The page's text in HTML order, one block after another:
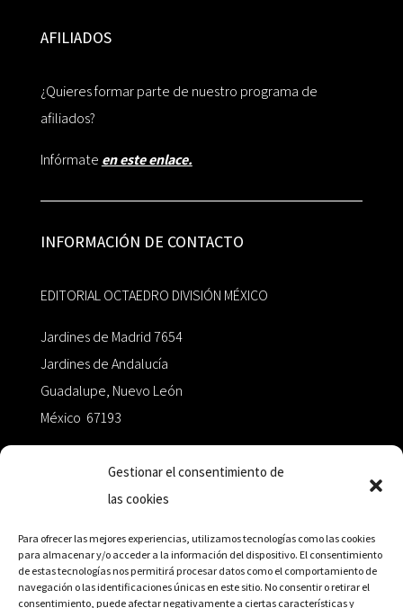
Gestionar el consentimiento de
las cookies
Para ofrecer las mejores experiencias, utilizamos tecnologías como las cookies
para almacenar y/o acceder a la información del dispositivo. El consentimiento
de estas tecnologías nos permitirá procesar datos como el comportamiento de
navegación o las identificaciones únicas en este sitio. No consentir o retirar el
consentimiento, puede afectar negativamente a ciertas características y
AFILIADOS
¿Quieres formar parte de nuestro programa de
afiliados?
Infórmate en este enlace.
INFORMACIÓN DE CONTACTO
EDITORIAL OCTAEDRO DIVISIÓN MÉXICO
Jardines de Madrid 7654
Jardines de Andalucía
Guadalupe, Nuevo León
México 67193
+52 811.499.5638
RED DE DISTRIBUCIÓN